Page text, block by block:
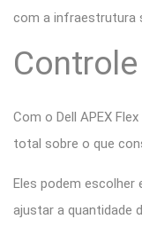
com a infraestrutura
Controle
Com o Dell APEX
total sobre o que
Eles podem escolher
ajustar a quantidade